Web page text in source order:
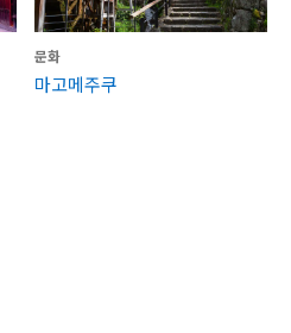
문화
마고메주쿠